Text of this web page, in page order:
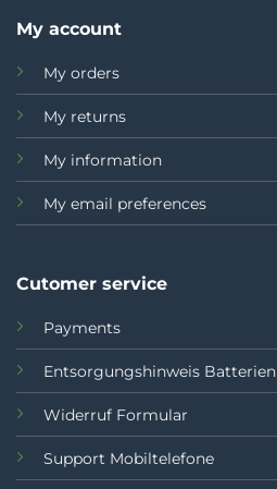
My account
My orders
My returns
My information
My email preferences
Cutomer service
Payments
Entsorgungshinweis Batterien
Widerruf Formular
Support Mobiltelefone